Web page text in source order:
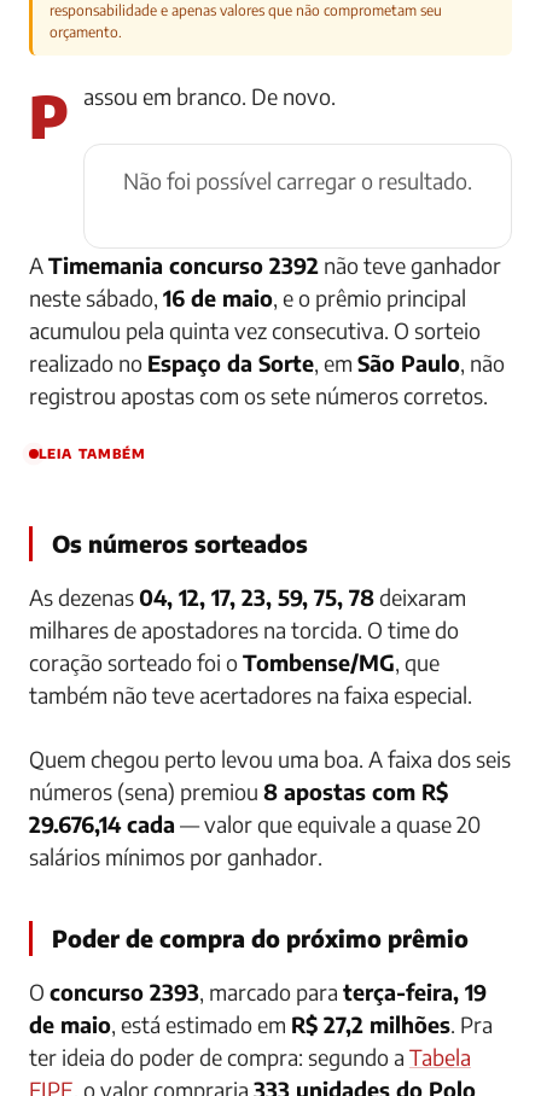
responsabilidade e apenas valores que não comprometam seu
orçamento.
Passou em branco. De novo.
Não foi possível carregar o resultado.
ATimemania concurso 2392 não teve ganhador
neste sábado, 16 de maio, e o prêmio principal
acumulou pela quinta vez consecutiva. O sorteio
realizado no Espaço da Sorte, em São Paulo, não
registrou apostas com os sete números corretos.
LEIA TAMBÉM
Os números sorteados
As dezenas04, 12, 17, 23, 59, 75, 78deixaram
milhares de apostadores na torcida. O time do
coração sorteado foi oTombense/MG, que
também não teve acertadores na faixa especial.
Quem chegou perto levou uma boa. A faixa dos seis
números (sena) premiou 8 apostas com R$
29.676,14 cada — valor que equivale a quase 20
salários mínimos por ganhador.
Poder de compra do próximo prêmio
O concurso 2393, marcado para terça-feira, 19
de maio, está estimado em R$ 27,2 milhões. Pra
ter ideia do poder de compra: segundo a Tabela
FIPE, o valor compraria 333 unidades do Polo